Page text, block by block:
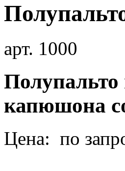
арт. 1000
Полупальто
капюшона
Цена: по